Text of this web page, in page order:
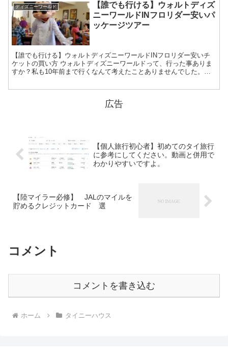
ディズニーワールド
【誰でも行ける】ウォルトディズ
ニーワールドINフロリダー安いパ
ッケージツアー
【誰でも行ける】ウォルトディズニーワールドINフロリダー安いチ
ケットの買い方 ウォルトディズニーワールドって、行った事ありま
すか？私も10年前まで行くなんて考えたことありませんでした。初
広告
【個人旅行初心者】初めてのタイ旅行
に参考にしてください。動画と併用で
わかりやすいですよ。
【陸マイラー必修】 JALのマイルを
貯めるクレジットカード 選
コメント
コメントを書き込む
ホーム タイニーハウス